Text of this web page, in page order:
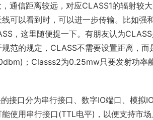
通信距离较远，对应CLASS1的辐射较
可以看到时，可以进一步传输。比如
，这里随便提一下。有朋友认为
范的规定，CLASS不需要设置距离，而
；Classs2为0.25mw只要发射功率
接口分为串行接口、数字IO端口、模拟
使用串行接口(TTL电平)，以便支持市